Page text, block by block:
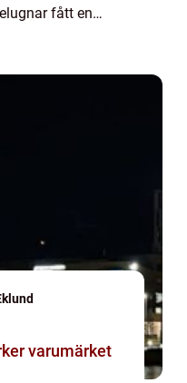
fått en
varumärket